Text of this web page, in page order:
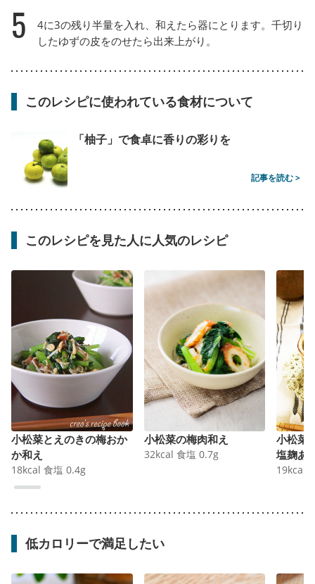
5
4に3の残り半量を入れ、和えたら器にとります。千切り
したゆずの皮をのせたら出来上がり。
このレシピに使われている食材について
「柚子」で食卓に香りの彩りを
記事を読む >
このレシピを見た人に人気のレシピ
小松菜とえのきの梅おか
か和え
18kcal 食塩 0.4g
小松菜の梅肉和え
32kcal 食塩 0.7g
小松菜
塩麹あ
19kcal
低カロリーで満足したい